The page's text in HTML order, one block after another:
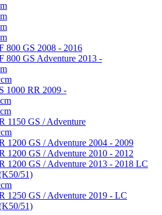
800 GS 2008 - 2016
800 GS Adventure 2013 -
S 1000 RR 2009 -
1150 GS / Adventure
1200 GS / Adventure 2004 - 2009
1200 GS / Adventure 2010 - 2012
1200 GS / Adventure 2013 - 2018 LC
51)
1250 GS / Adventure 2019 - LC
51)